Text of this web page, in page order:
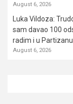
August 6, 2026
Luka Vildoza:
sam davao 100
radim i u Partizanu
August 6, 2026